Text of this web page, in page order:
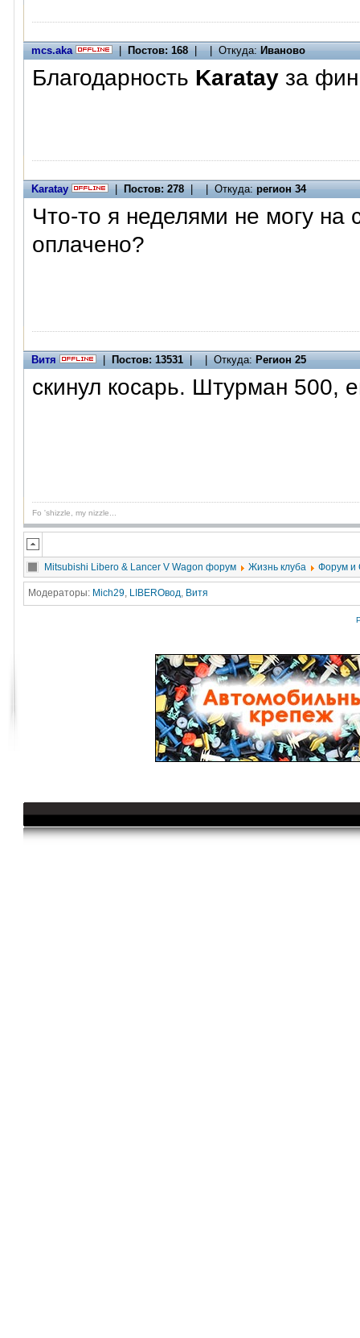
mcs.aka |Постов: 168| | Откуда:Иваново
Благодарность Karatay за
Karatay |Постов: 278| | Откуда:регион 34
Что-то я неделями не могу на
оплачено?
Витя |Постов: 13531| | Откуда:Регион 25
скинул косарь. Штурман 500,
Fo 'shizzle, my nizzle...
Mitsubishi Libero & Lancer V Wagon форум Жизнь клуба Форум и
Модераторы: Mich29, LIBEROвод, Витя